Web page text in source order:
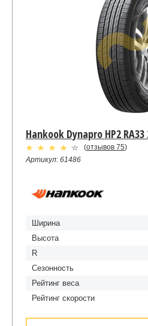
Hankook Dynapro HP2 RA33
(отзывов 75)
Артикул: 61486
Ширина
Высота
R
Сезонность
Рейтинг веса
Рейтинг скорости